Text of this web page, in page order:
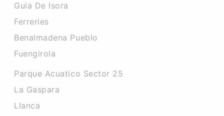
Guia De Isora
Ferreries
Benalmadena Pueblo
Fuengirola
Parque Acuatico Sector 25
La Gaspara
Llanca